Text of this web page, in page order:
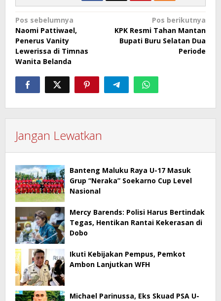
Navigasi
pos
Pos sebelumnya
Naomi Pattiwael,
Penerus Vanity
Lewerissa di Timnas
Wanita Belanda
Pos berikutnya
KPK Resmi Tahan Mantan
Bupati Buru Selatan Dua
Periode
Jangan Lewatkan
Banteng Maluku Raya U-17 Masuk
Grup “Neraka” Soekarno Cup Level
Nasional
Mercy Barends: Polisi Harus Bertindak
Tegas, Hentikan Rantai Kekerasan di
Dobo
Ikuti Kebijakan Pempus, Pemkot
Ambon Lanjutkan WFH
Michael Parinussa, Eks Skuad PSA U-